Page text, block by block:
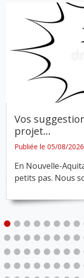
Vos
projet…
Publiée le 05/08/2026
En Nouvelle-
petits pas. Nous